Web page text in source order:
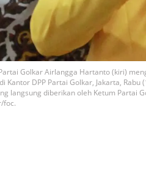
Golkar Airlangga Hartanto (kiri)
Kantor DPP Partai Golkar, Jakarta,
langsung diberikan oleh Ketum
foc.